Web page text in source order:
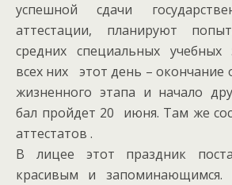
успешной сдачи
аттестации, планируют
средних специальных учебных
всех них этот день – окончание
жизненного этапа и начало
бал пройдет 20 июня. Там же
аттестатов .
В лицее этот праздник
красивым и запоминающимся.